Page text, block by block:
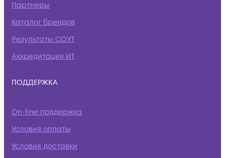
Партнеры
Каталог брендов
Результаты СОУТ
Аккредитация ИТ
ПОДДЕРЖКА
On-line поддержка
Условия оплаты
Условия доставки